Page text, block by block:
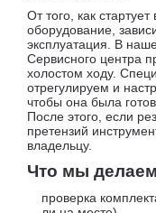
От того, как
оборудование,
эксплуатация. В
Сервисного центра
холостом ходу.
отрегулируем и
чтобы она была
После этого, если
претензий
владельцу.
Что мы
проверка